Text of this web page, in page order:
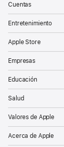
Cuentas
Entretenimiento
Apple Store
Empresas
Educación
Salud
Valores de Apple
Acerca de Apple